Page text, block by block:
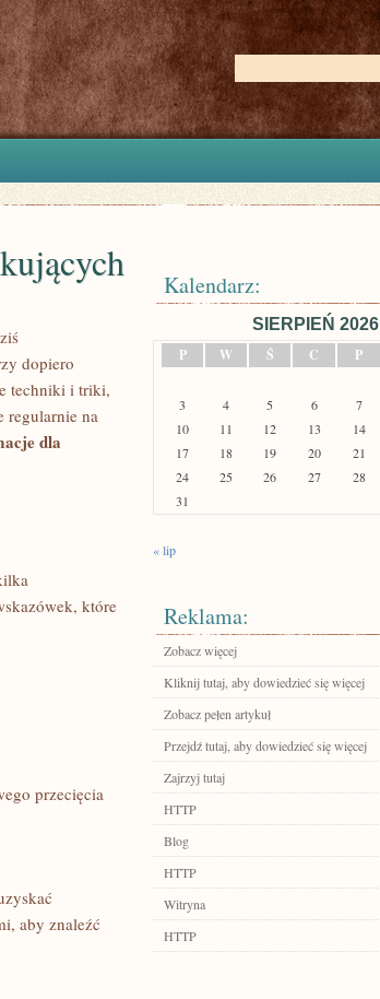
dopiero
techniki ‍i triki,
regularnie na
dla
które
przecięcia
aby ‍znaleźć
Kalendarz:
SIERPIEŃ 2026
P
W Ś C P
3
4 5 6 7
10
11 12 13 14
17
18 19 20 21
24
25 26 27 28
31
« lip
Reklama:
Zobacz więcej
Kliknij tutaj, aby dowiedzieć się więcej
Zobacz pełen artykuł
Przejdź tutaj, aby dowiedzieć się więcej
Zajrzyj tutaj
HTTP
Blog
HTTP
Witryna
HTTP